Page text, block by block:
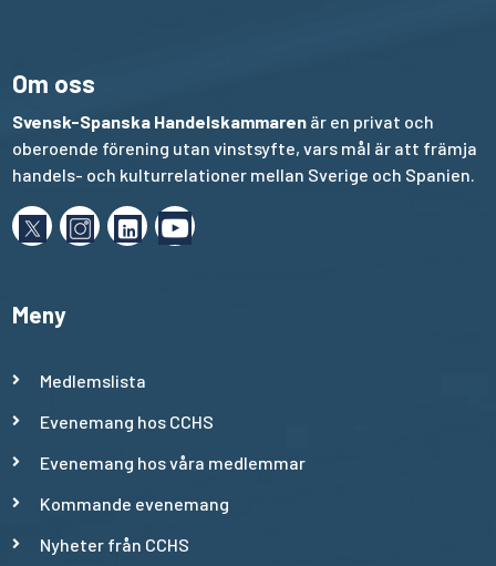
Om oss
Svensk-Spanska Handelskammaren är en privat och
oberoende förening utan vinstsyfte, vars mål är att främja
handels- och kulturrelationer mellan Sverige och Spanien.
Meny
Medlemslista
Evenemang hos CCHS
Evenemang hos våra medlemmar
Kommande evenemang
Nyheter från CCHS